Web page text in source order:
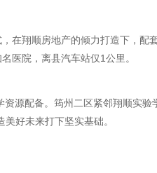
在翔顺房地产的倾力打造下，
医院，离县汽车站仅1公里。
源配备。筠州二区紧邻翔顺实
好未来打下坚实基础。